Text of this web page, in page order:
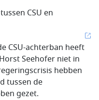
CSU en
CSU-achterban heeft
Seehofer niet in
hebben
tussen de
gezet.